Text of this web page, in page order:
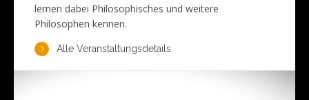
lernen dabei Philosophisches und weitere
Philosophen kennen.
Alle Veranstaltungsdetails